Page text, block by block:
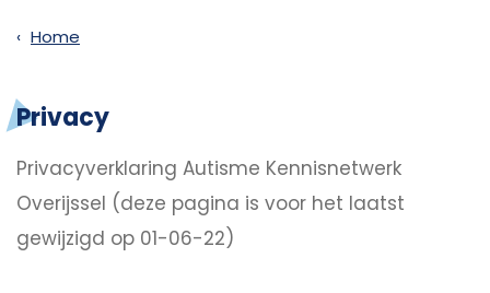
Home
Privacy
Privacyverklaring Autisme Kennisnetwerk
Overijssel (deze pagina is voor het laatst
gewijzigd op 01-06-22)